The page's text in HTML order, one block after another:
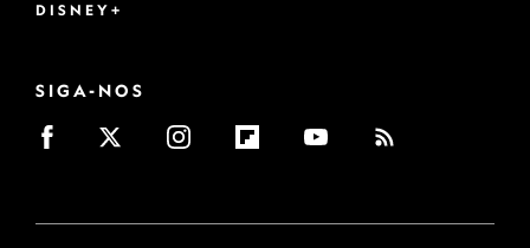
DISNEY+
SIGA-NOS